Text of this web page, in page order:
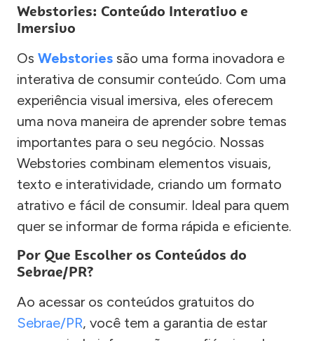
Webstories: Conteúdo Interativo e
Imersivo
Os Webstories são uma forma inovadora e
interativa de consumir conteúdo. Com uma
experiência visual imersiva, eles oferecem
uma nova maneira de aprender sobre temas
importantes para o seu negócio. Nossas
Webstories combinam elementos visuais,
texto e interatividade, criando um formato
atrativo e fácil de consumir. Ideal para quem
quer se informar de forma rápida e eficiente.
Por Que Escolher os Conteúdos do
Sebrae/PR?
Ao acessar os conteúdos gratuitos do
Sebrae/PR, você tem a garantia de estar